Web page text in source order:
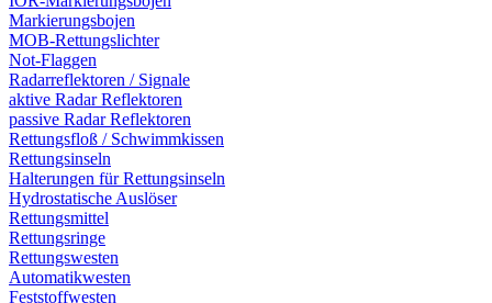
Markierungsbojen
MOB-Rettungslichter
Not-Flaggen
Radarreflektoren / Signale
aktive Radar Reflektoren
passive Radar Reflektoren
Rettungsfloß / Schwimmkissen
Rettungsinseln
Halterungen für Rettungsinseln
Hydrostatische Auslöser
Rettungsmittel
Rettungsringe
Rettungswesten
Automatikwesten
Feststoffwesten